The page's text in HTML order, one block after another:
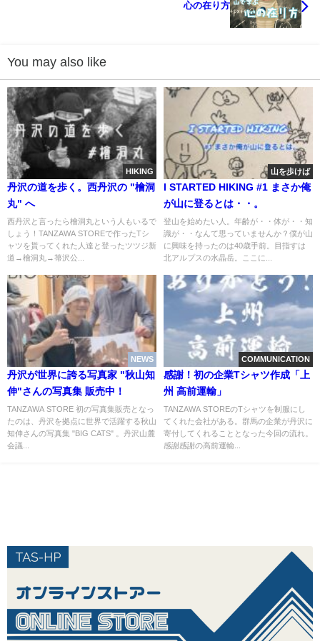
心の在り方
You may also like
HIKING
丹沢の道を歩く。西丹沢の "檜洞
丸" へ
西丹沢と言ったら檜洞丸という人もいるで
しょう！TANZAWA STOREで作ったTシ
ャツを貰ってくれた人達と登ったツツジ新
道→檜洞丸→箒沢公...
山を歩けば
I STARTED HIKING #1 まさか俺
が山に登るとは・・。
登山を始めたい人。年齢が・・体が・・知
識が・・なんて思っていませんか？僕が山
に興味を持ったのは40歳手前。目指すは
北アルプスの水晶岳。ここに...
NEWS
丹沢が世界に誇る写真家 "秋山知
伸"さんの写真集 販売中！
TANZAWA STORE 初の写真集販売となっ
たのは、丹沢を拠点に世界で活躍する秋山
知伸さんの写真集 "BIG CATS" 。丹沢山麓
会議...
COMMUNICATION
感謝！初の企業Tシャツ作成「上
州 高前運輸」
TANZAWA STOREのTシャツを制服にし
てくれた会社がある。群馬の企業が丹沢に
寄付してくれることとなった今回の流れ。
感謝感謝の高前運輸...